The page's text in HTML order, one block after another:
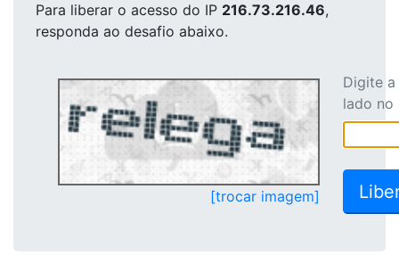
Para liberar o acesso do IP 216.73.216.46,
responda ao desafio abaixo.
[trocar imagem]
Digite
lado no